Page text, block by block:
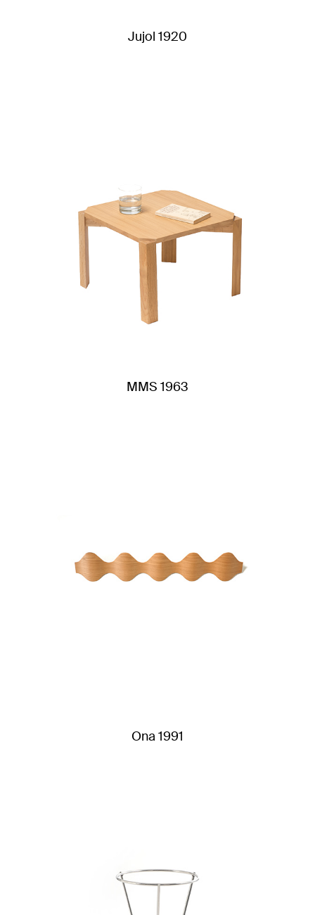
Jujol 1920
MMS 1963
Ona 1991